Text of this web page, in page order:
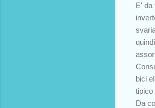
E' da
bici
tipico
Da